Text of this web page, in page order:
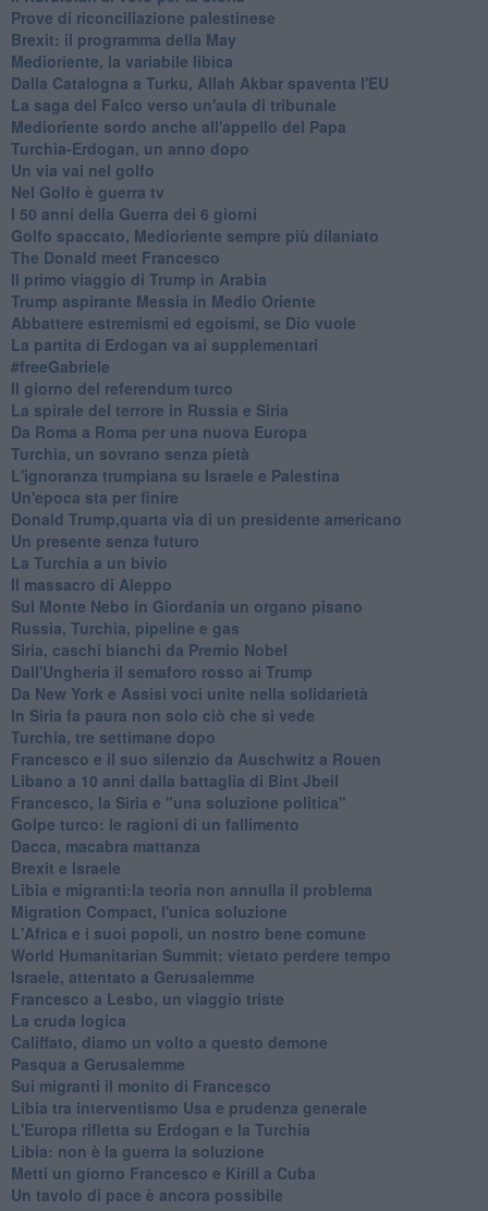
Prove di riconciliazione palestinese
Brexit: il programma della May
Medioriente, la variabile libica
Dalla Catalogna a Turku, Allah Akbar spaventa l'EU
La saga del Falco verso un'aula di tribunale
Medioriente sordo anche all'appello del Papa
Turchia-Erdogan, un anno dopo
Un via vai nel golfo
Nel Golfo è guerra tv
I 50 anni della Guerra dei 6 giorni
Golfo spaccato, Medioriente sempre più dilaniato
The Donald meet Francesco
Il primo viaggio di Trump in Arabia
Trump aspirante Messia in Medio Oriente
Abbattere estremismi ed egoismi, se Dio vuole
La partita di Erdogan va ai supplementari
#freeGabriele
Il giorno del referendum turco
La spirale del terrore in Russia e Siria
Da Roma a Roma per una nuova Europa
Turchia, un sovrano senza pietà
L'ignoranza trumpiana su Israele e Palestina
Un'epoca sta per finire
Donald Trump,quarta via di un presidente americano
Un presente senza futuro
La Turchia a un bivio
Il massacro di Aleppo
Sul Monte Nebo in Giordania un organo pisano
Russia, Turchia, pipeline e gas
Siria, caschi bianchi da Premio Nobel
Dall'Ungheria il semaforo rosso ai Trump
Da New York e Assisi voci unite nella solidarietà
In Siria fa paura non solo ciò che si vede
Turchia, tre settimane dopo
Francesco e il suo silenzio da Auschwitz a Rouen
Libano a 10 anni dalla battaglia di Bint Jbeil
Francesco, la Siria e "una soluzione politica"
Golpe turco: le ragioni di un fallimento
Dacca, macabra mattanza
Brexit e Israele
Libia e migranti:la teoria non annulla il problema
Migration Compact, l'unica soluzione
L'Africa e i suoi popoli, un nostro bene comune
World Humanitarian Summit: vietato perdere tempo
Israele, attentato a Gerusalemme
Francesco a Lesbo, un viaggio triste
La cruda logica
Califfato, diamo un volto a questo demone
Pasqua a Gerusalemme
Sui migranti il monito di Francesco
Libia tra interventismo Usa e prudenza generale
L'Europa rifletta su Erdogan e la Turchia
Libia: non è la guerra la soluzione
Metti un giorno Francesco e Kirill a Cuba
Un tavolo di pace è ancora possibile